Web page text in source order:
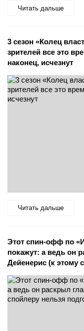
Читать дальше
3 сезон «Колец
зрителей все это
наконец, исчезнут
Читать дальше
Этот спин-офф по
покажут: а ведь он
Дейенерис (к этому